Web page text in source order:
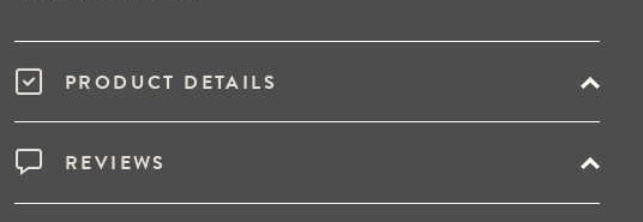
PRODUCT DETAILS
REVIEWS